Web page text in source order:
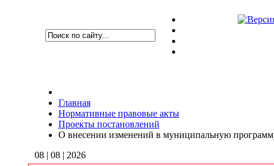
Главная
Нормативные правовые акты
Проекты постановлений
О внесении изменений в муниципальную
08 | 08 | 2026